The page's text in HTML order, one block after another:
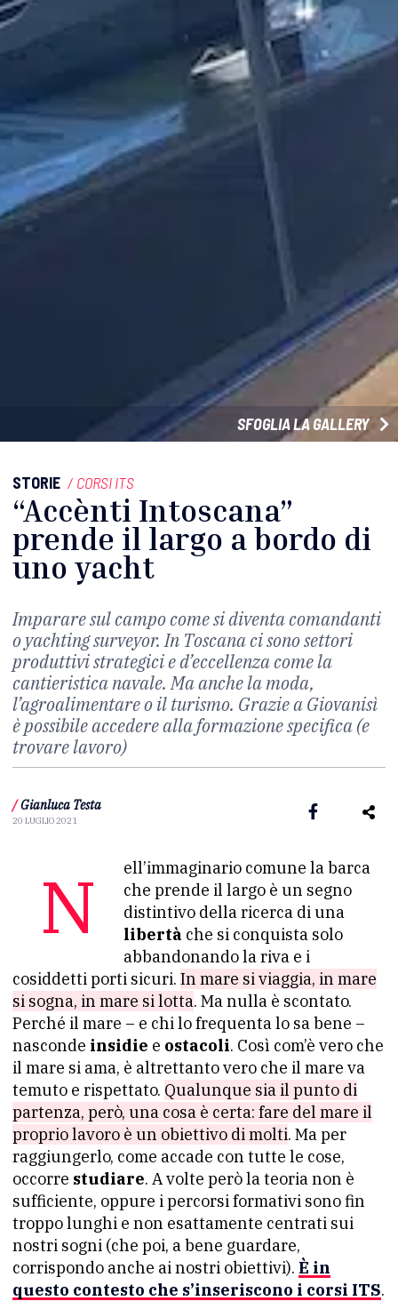
SFOGLIA LA GALLERY
STORIE / CORSI ITS
“Accènti Intoscana”
prende il largo a bordo di
uno yacht
Imparare sul campo come si diventa comandanti
o yachting surveyor. In Toscana ci sono settori
produttivi strategici e d’eccellenza come la
cantieristica navale. Ma anche la moda,
l’agroalimentare o il turismo. Grazie a Giovanisì
è possibile accedere alla formazione specifica (e
trovare lavoro)
/ Gianluca Testa
20 LUGLIO 2021
Nell’immaginario comune la barca
che prende il largo è un segno
distintivo della ricerca di una
libertà che si conquista solo
abbandonando la riva e i
cosiddetti porti sicuri. In mare si viaggia, in mare
si sogna, in mare si lotta. Ma nulla è scontato.
Perché il mare – e chi lo frequenta lo sa bene –
nasconde insidie e ostacoli. Così com’è vero che
il mare si ama, è altrettanto vero che il mare va
temuto e rispettato. Qualunque sia il punto di
partenza, però, una cosa è certa: fare del mare il
proprio lavoro è un obiettivo di molti. Ma per
raggiungerlo, come accade con tutte le cose,
occorre studiare. A volte però la teoria non è
sufficiente, oppure i percorsi formativi sono fin
troppo lunghi e non esattamente centrati sui
nostri sogni (che poi, a bene guardare,
corrispondo anche ai nostri obiettivi). È in
questo contesto che s’inseriscono i corsi ITS.